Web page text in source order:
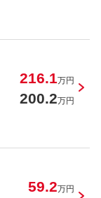
216.1万円
200.2万円
59.2万円